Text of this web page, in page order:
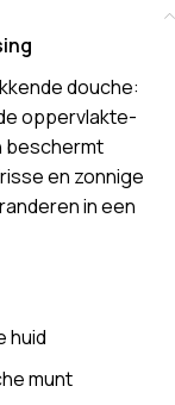
douche:
oppervlakte-
beschermt
en zonnige
in een
huid
munt